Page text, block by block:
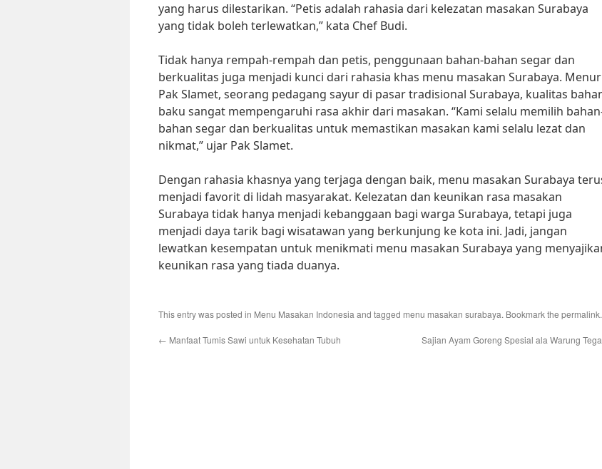
yang harus dilestarikan. “Petis adalah rahasia dari kelezatan masakan Surabaya
yang tidak boleh terlewatkan,” kata Chef Budi.
Tidak hanya rempah-rempah dan petis, penggunaan bahan-bahan segar dan
berkualitas juga menjadi kunci dari rahasia khas menu masakan Surabaya.
Pak Slamet, seorang pedagang sayur di pasar tradisional Surabaya, kualitas
baku sangat mempengaruhi rasa akhir dari masakan. “Kami selalu memilih
bahan segar dan berkualitas untuk memastikan masakan kami selalu lezat dan
nikmat,” ujar Pak Slamet.
Dengan rahasia khasnya yang terjaga dengan baik, menu masakan Surabaya
menjadi favorit di lidah masyarakat. Kelezatan dan keunikan rasa masakan
Surabaya tidak hanya menjadi kebanggaan bagi warga Surabaya, tetapi juga
menjadi daya tarik bagi wisatawan yang berkunjung ke kota ini. Jadi, jangan
lewatkan kesempatan untuk menikmati menu masakan Surabaya yang
keunikan rasa yang tiada duanya.
This entry was posted in Menu Masakan Indonesia and tagged menu masakan surabaya. Bookmark the permalink.
← Manfaat Tumis Sawi untuk Kesehatan Tubuh Sajian Ayam Goreng Spesial ala Warung